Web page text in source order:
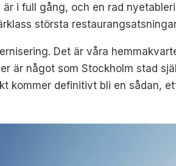
i full gång, och en rad
största
Det är våra
är något som Stockholm stad
kommer definitivt bli en sådan,